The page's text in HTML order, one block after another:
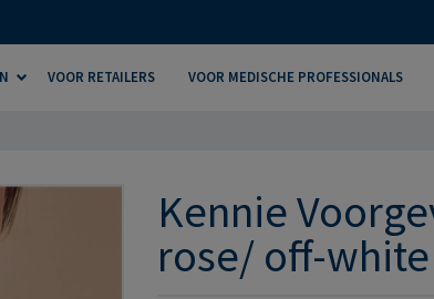
VOOR RETAILERS VOOR MEDISCHE PROFESSIONALS
Kennie
rose/ off-white